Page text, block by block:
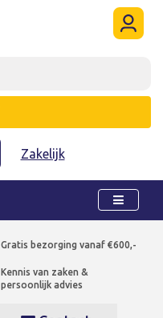
Zakelijk
Gratis bezorging vanaf €600,-
Kennis van zaken &
persoonlijk advies